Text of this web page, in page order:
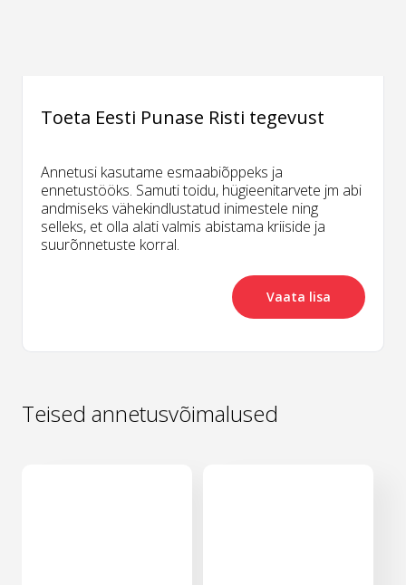
Toeta Eesti Punase Risti tegevust
Annetusi kasutame esmaabiõppeks ja
ennetustööks. Samuti toidu, hügieenitarvete jm abi
andmiseks vähekindlustatud inimestele ning
selleks, et olla alati valmis abistama kriiside ja
suurõnnetuste korral.
Vaata lisa
Teised annetusvõimalused